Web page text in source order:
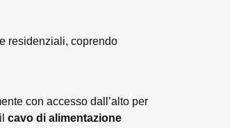
residenziali, coprendo
con accesso dall’alto per
cavo di alimentazione